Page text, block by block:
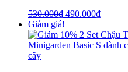
530.000₫ 490.000₫
Giảm giá!